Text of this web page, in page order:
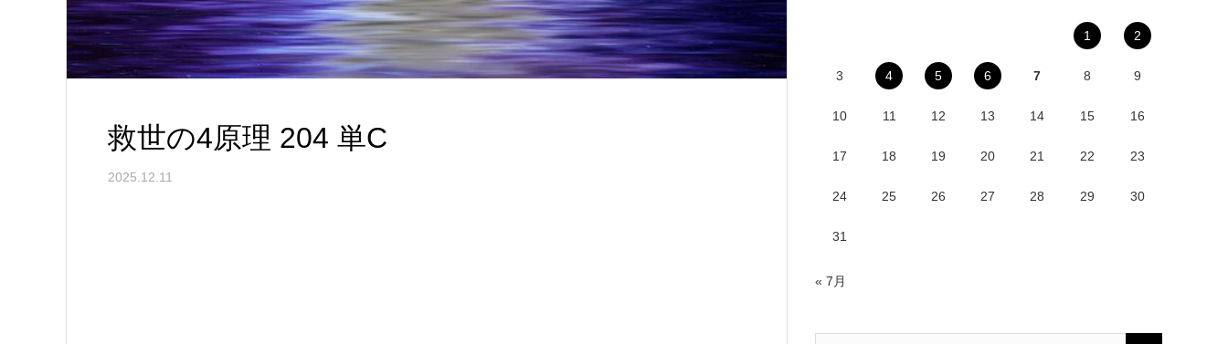
救世の4原理 204 単C
2025.12.11
1 2
3 4 5 6 7 8 9
10 11 12 13 14 15 16
17 18 19 20 21 22 23
24 25 26 27 28 29 30
31
« 7月